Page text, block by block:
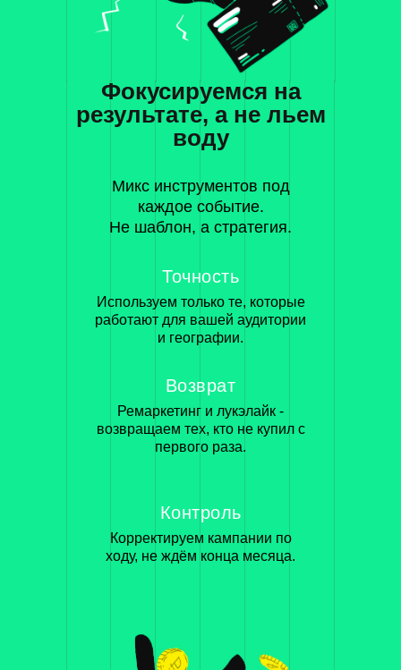
Фокусируемся на
результате, а не льем
воду
Микс инструментов под
каждое событие.
Не шаблон, а стратегия.
Точность
Используем только те, которые
работают для вашей аудитории
и географии.
Возврат
Ремаркетинг и лукэлайк -
возвращаем тех, кто не купил с
первого раза.
Контроль
Корректируем кампании по
ходу, не ждём конца месяца.